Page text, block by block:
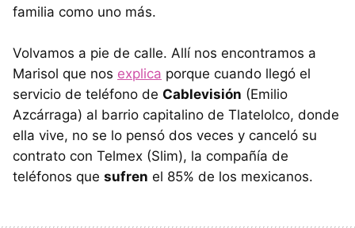
familia como uno más.
Volvamos a pie de calle. Allí nos encontramos a
Marisol que nos explica porque cuando llegó el
servicio de teléfono de Cablevisión (Emilio
Azcárraga) al barrio capitalino de Tlatelolco, donde
ella vive, no se lo pensó dos veces y canceló su
contrato con Telmex (Slim), la compañía de
teléfonos que sufren el 85% de los mexicanos.